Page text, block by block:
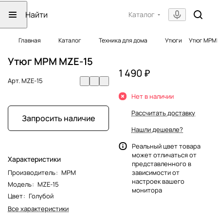
Каталог
Главная Каталог Техника для дома Утюги Утюг MPM
Утюг MPM MZE-15
Арт.MZE-15
Запросить наличие
Характеристики
Производитель: MPM
Модель: MZE-15
Цвет: Голубой
Все характеристики
1 490 ₽
Нет в наличии
Рассчитать доставку
Нашли дешевле?
Реальный цвет товара
может отличаться от
представленного в
зависимости от
настроек вашего
монитора